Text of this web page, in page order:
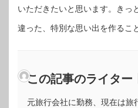
いただきたいと思います。きっ
違った、特別な思い出を作るこ
この記事のライタ
元旅行会社に勤務、現在は